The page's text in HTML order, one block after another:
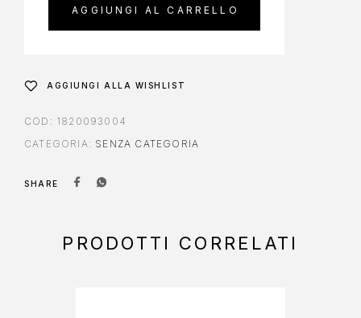
AGGIUNGI AL CARRELLO
AGGIUNGI ALLA WISHLIST
COD: 1820093004
CATEGORIA: SENZA CATEGORIA
SHARE
PRODOTTI CORRELATI